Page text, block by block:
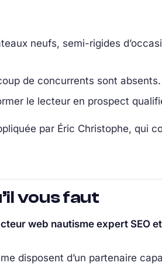
neufs, semi-rigides
de concurrents sont absents.
le lecteur en prospect
par Éric Christophe, qui
vous faut
web nautisme expert SEO
disposent d’un partenaire